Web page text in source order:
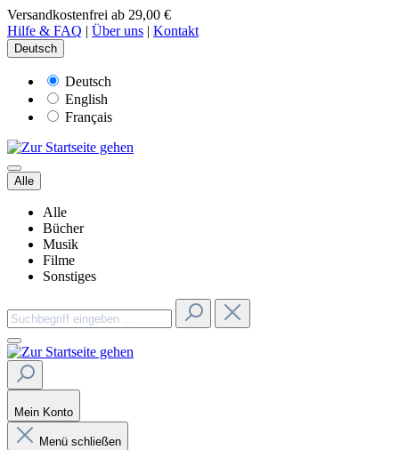
Versandkostenfrei ab 29,00 €
Hilfe & FAQ | Über uns | Kontakt
Deutsch
Deutsch
English
Français
Alle
Alle
Bücher
Musik
Filme
Sonstiges
Mein Konto
Menü schließen